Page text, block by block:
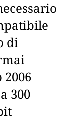
di
300